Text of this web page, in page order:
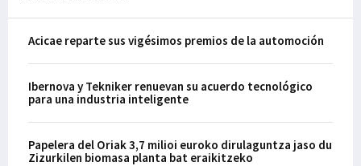
Acicae reparte sus vigésimos premios de la automoción
Ibernova y Tekniker renuevan su acuerdo tecnológico
para una industria inteligente
Papelera del Oriak 3,7 milioi euroko dirulaguntza jaso du
Zizurkilen biomasa planta bat eraikitzeko